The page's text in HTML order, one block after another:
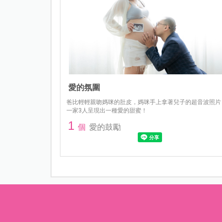
愛的氛圍
爸比輕輕親吻媽咪的肚皮，媽咪手上拿著兒子的超音波照片
一家3人呈現出一種愛的甜蜜！
1 個 愛的鼓勵